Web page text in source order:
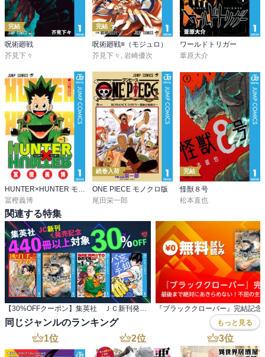
完結
呪術廻戦
芥見下々
完結
呪術廻戦≡（モジュロ）
芥見下々 , 岩崎優次
ワールドトリガー
葦原大介
冨樫義博
続巻入荷
ONE PIECE モノクロ版
尾田栄一郎
完結
怪獣８号
松本直也
関連する特集
同じジャンルのランキング もっと見る
1位 2位 3位